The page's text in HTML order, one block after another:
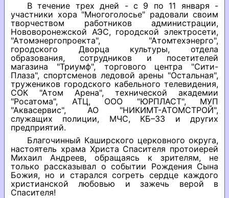
В течение трех дней - с 9 по 11 января -
участники хора "Многоголосье" радовали своим
творчеством работников администрации,
Нововоронежской АЭС, городской электросети,
"Атомэнергопроекта", "Атомтехэнерго",
городского Дворца культуры, отдела
образования, сотрудников и посетителей
магазина "Триумф", торгового центра "Сити-
Плаза", спортсменов ледовой арены "Остальная",
тружеников городского кабельного телевидения,
СОК "Атом Арена", технической академии
"Росатома", АТЦ, ООО "ЮРПЛАСТ", МУП
"Аквасервис", АО "НИКИМТ-АТОМСТРОЙ",
служащих полиции, МЧС, КБ–33 и других
предприятий.
Благочинный Каширского церковного округа,
настоятель храма Христа Спасителя протоиерей
Михаил Андреев, обращаясь к зрителям, не
только рассказывал о событии Рождения Сына
Божия, но и старался согреть сердце каждого
христианской любовью и зажечь верой в
Спасителя!